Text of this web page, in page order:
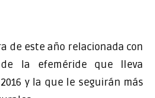
de este año relacionada con
de la efeméride que lleva
y la que le seguirán más